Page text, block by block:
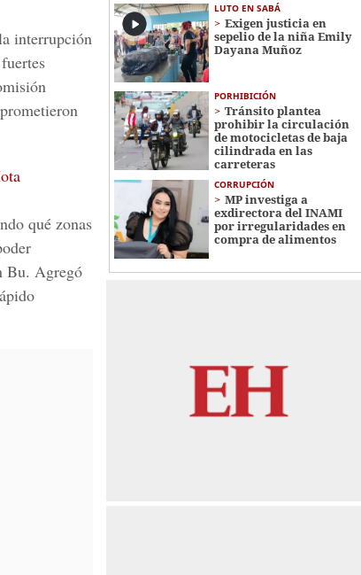
interrupción
qué zonas
Bu. Agregó
LUTO EN SABÁ
Exigen justicia en
sepelio de la niña Emily
Dayana Muñoz
PORHIBICIÓN
Tránsito plantea
prohibir la circulación
de motocicletas de baja
cilindrada en las
carreteras
CORRUPCIÓN
MP investiga a
exdirectora del INAMI
por irregularidades en
compra de alimentos